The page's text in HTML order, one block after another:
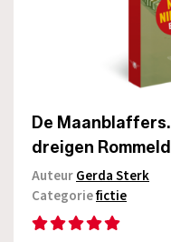
De
dreigen
AuteurGerda Sterk
Categoriefictie